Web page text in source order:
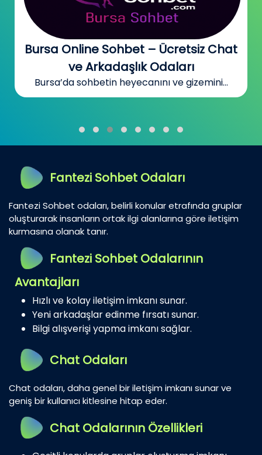
Bursa Online Sohbet – Ücretsiz Chat
ve Arkadaşlık Odaları
Bursa’da sohbetin heyecanını ve gizemini...
Fantezi Sohbet Odaları
Fantezi Sohbet odaları, belirli konular etrafında gruplar
oluşturarak insanların ortak ilgi alanlarına göre iletişim
kurmasına olanak tanır.
Fantezi Sohbet Odalarının
Avantajları
Hızlı ve kolay iletişim imkanı sunar.
Yeni arkadaşlar edinme fırsatı sunar.
Bilgi alışverişi yapma imkanı sağlar.
Chat Odaları
Chat odaları, daha genel bir iletişim imkanı sunar ve
geniş bir kullanıcı kitlesine hitap eder.
Chat Odalarının Özellikleri